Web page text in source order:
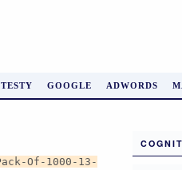
TESTY GOOGLE ADWORDS
Of-1000-13-